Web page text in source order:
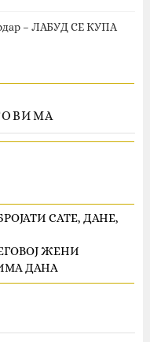
– ЛАБУД СЕ КУПА
САТЕ, ДАНЕ,
ЖЕНИ
ДАНА